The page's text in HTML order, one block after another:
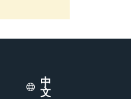
Select Language
中
文